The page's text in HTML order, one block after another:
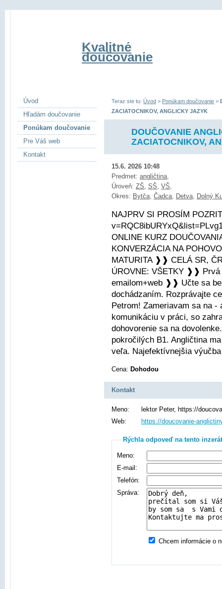
Kvalitné
doučovanie
Teraz ste tu: Úvod > Ponúkam doučovanie >
ZACIATOCNIKOV, ANGLICKY JAZYK
DOUČOVANIE
ZACIATOCNIKOV,
15.6. 2026 10:48
Predmet: angličtina,
Úroveň: ZŠ, SŠ, VŠ,
Okres: Bytča, Čadca, Detva, Dolný
NAJPRV SI PROSÍM
ONLINE KURZ
KONVERZÁCIA NA
MATURITA ❱❱ CELÁ SR,
ÚROVNE: VŠETKY ❱❱
emailom+web ❱❱ Učte sa
dochádzaním. Rozprávajte
Petrom! Zameriavam sa na
komunikáciu v práci, so
dohovorenie sa na
pokročilých B1. Angličtina
veľa. Najefektívnejšia
Cena: Dohodou
Kontakt
Meno:
lektor Peter, https://
Web:
https://doucovanie-
Rýchla odpoveď na tento inzerát
Meno:
E-mail:
Telefón:
Správa:
Chcem informácie o
Úvod
Hľadám doučovanie
Ponúkam doučovanie
Pre Váš web
Kontakt